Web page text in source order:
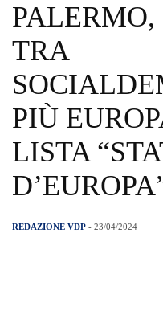
TRA
PIÙ
LISTA
REDAZIONE VDP - 23/04/2024